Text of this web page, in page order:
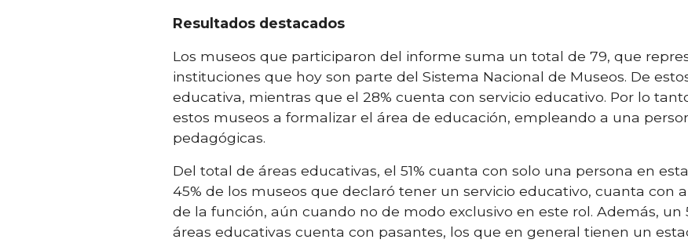
Resultados destacados
Los museos que participaron del informe suma un total de 79, que
instituciones que hoy son parte del Sistema Nacional de Museos. De
educativa, mientras que el 28% cuenta con servicio educativo. Por lo
estos museos a formalizar el área de educación, empleando a una
pedagógicas.
Del total de áreas educativas, el 51% cuanta con solo una persona en
45% de los museos que declaró tener un servicio educativo, cuanta con
de la función, aún cuando no de modo exclusivo en este rol. Además, un
áreas educativas cuenta con pasantes, los que en general tienen un